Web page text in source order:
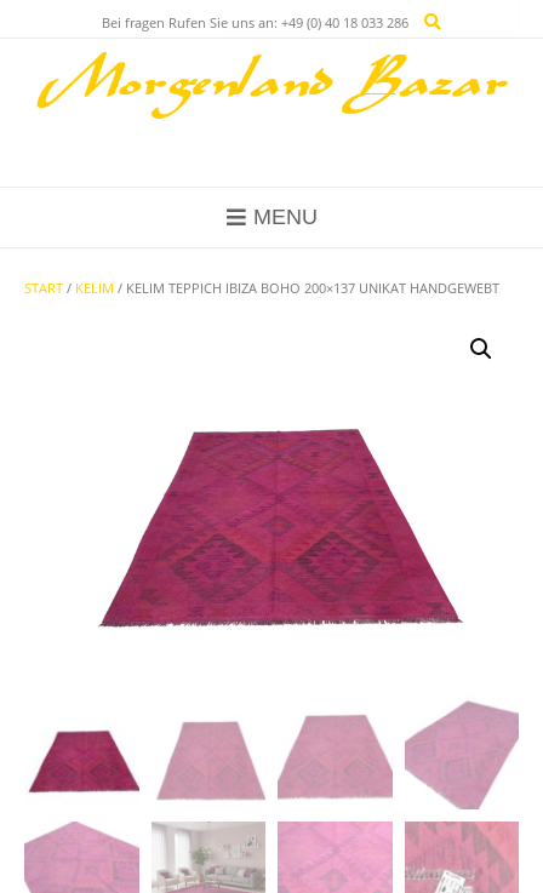
Bei fragen Rufen Sie uns an: +49 (0) 40 18 033 286
MENU
START / KELIM / KELIM TEPPICH IBIZA BOHO 200×137 UNIKAT HANDGEWEBT